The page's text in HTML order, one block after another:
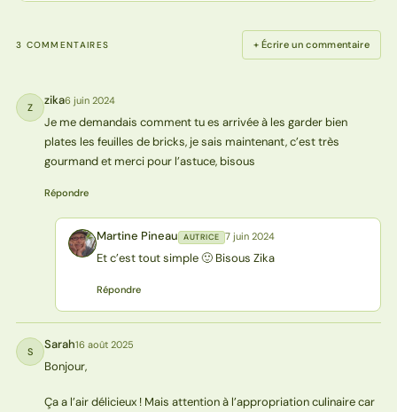
3 COMMENTAIRES + Écrire un commentaire
Z zika6 juin 2024
Je me demandais comment tu es arrivée à les garder bien
plates les feuilles de bricks, je sais maintenant, c’est très
gourmand et merci pour l’astuce, bisous
Répondre
MP Martine Pineau AUTRICE 7 juin 2024
Et c’est tout simple 🙂 Bisous Zika
Répondre
S Sarah16 août 2025
Bonjour,
Ça a l’air délicieux ! Mais attention à l’appropriation culinaire car